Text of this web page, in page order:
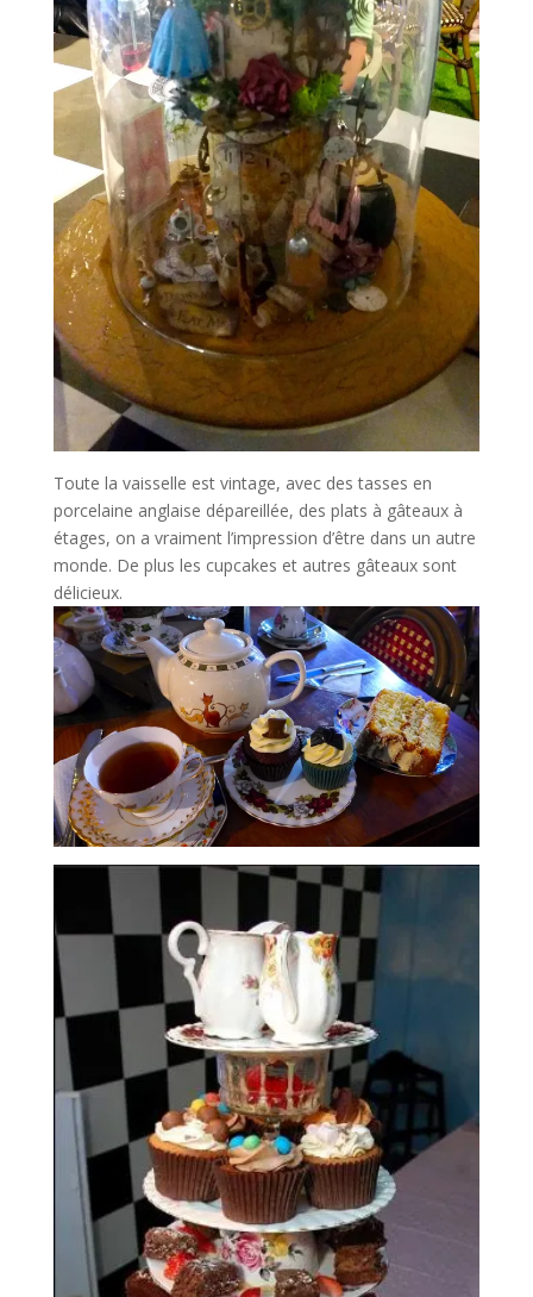
Toute la vaisselle est vintage, avec des tasses en
porcelaine anglaise dépareillée, des plats à gâteaux à
étages, on a vraiment l’impression d’être dans un autre
monde. De plus les cupcakes et autres gâteaux sont
délicieux.